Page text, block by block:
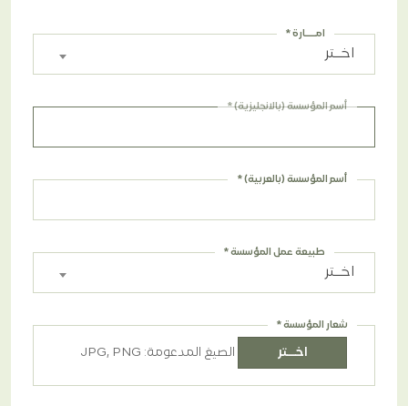
view_carousel الفرص
الشركاء
اخــتر
امـــارة *
أسم المؤسسة (بالانجليزية) *
أسم المؤسسة (بالعربية) *
اخــتر
طبيعة عمل المؤسسة *
شعار المؤسسة *
اخــتر الصيغ المدعومة: JPG, PNG